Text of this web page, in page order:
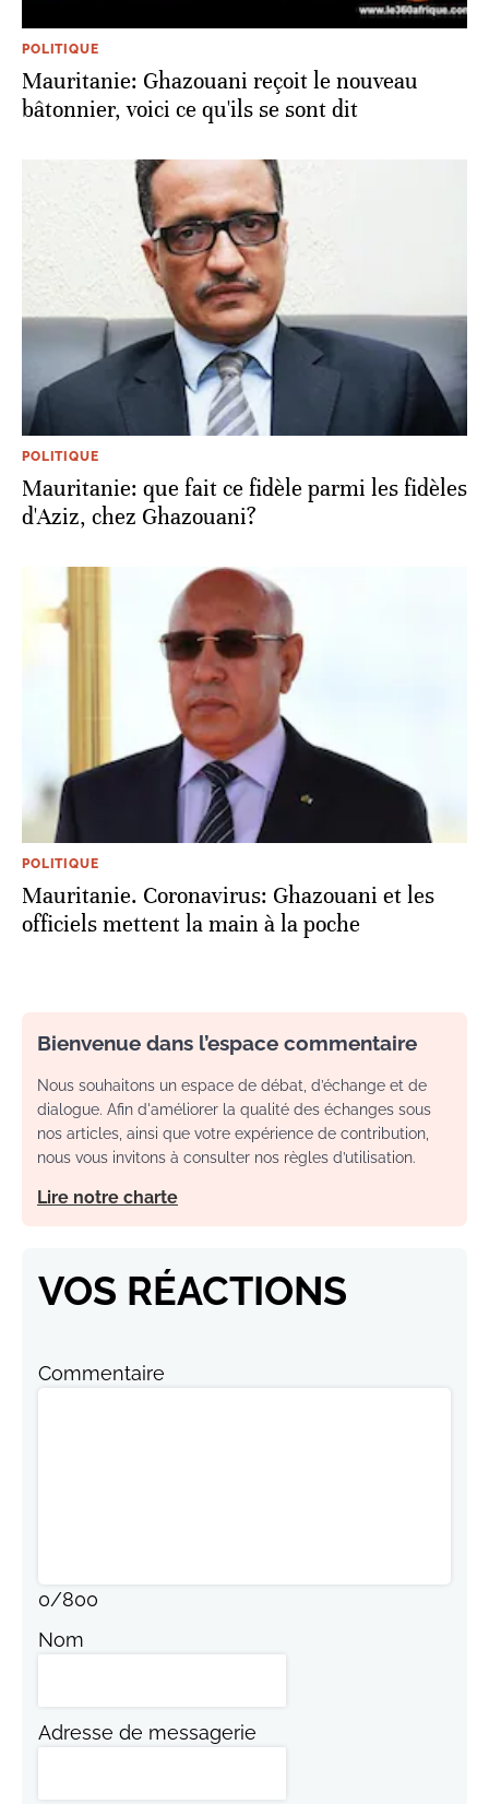
POLITIQUE
Mauritanie: Ghazouani reçoit le nouveau
bâtonnier, voici ce qu'ils se sont dit
POLITIQUE
Mauritanie: que fait ce fidèle parmi les fidèles
d'Aziz, chez Ghazouani?
POLITIQUE
Mauritanie. Coronavirus: Ghazouani et les
officiels mettent la main à la poche
Bienvenue dans l’espace commentaire
Nous souhaitons un espace de débat, d’échange et de
dialogue. Afin d'améliorer la qualité des échanges sous
nos articles, ainsi que votre expérience de contribution,
nous vous invitons à consulter nos règles d’utilisation.
Lire notre charte
VOS RÉACTIONS
Commentaire
0/800
Nom
Adresse de messagerie